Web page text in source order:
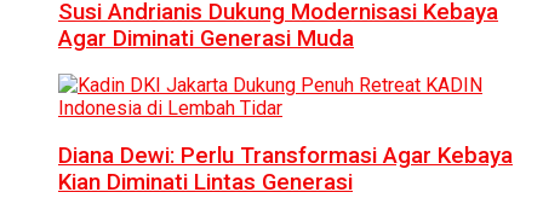
Susi Andrianis Dukung Modernisasi Kebaya
Agar Diminati Generasi Muda
Diana Dewi: Perlu Transformasi Agar Kebaya
Kian Diminati Lintas Generasi